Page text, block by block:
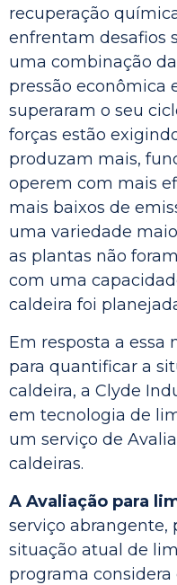
recuperação
enfrentam desafios
uma combinação
pressão econômica
superaram o seu
forças estão
produzam mais,
operem com mais
mais baixos de
uma variedade
as plantas não
com uma
caldeira foi
Em resposta a essa
para quantificar a
caldeira, a Clyde
em tecnologia de
um serviço de
caldeiras.
A Avaliação para
serviço abrangente,
situação atual de
programa